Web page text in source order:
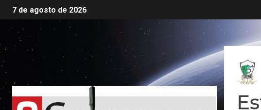
7 de agosto de 2026